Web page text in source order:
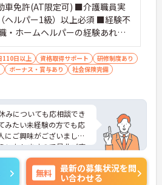
車免許(AT限定可) ■介護職員実
ヘルパー1級）以上必須 ■経験不
・ホームヘルパーの経験あれば
車や原付バイクで移動できる方
110日以上 資格取得サポート
研修制度あり
ボーナス・賞与あり
社会保険完備
みについても応相談でき
みたい未経験の方でも応
にご興味がございました
いたしますので是非ご応
無料
最新の募集状況を問
い合わせる